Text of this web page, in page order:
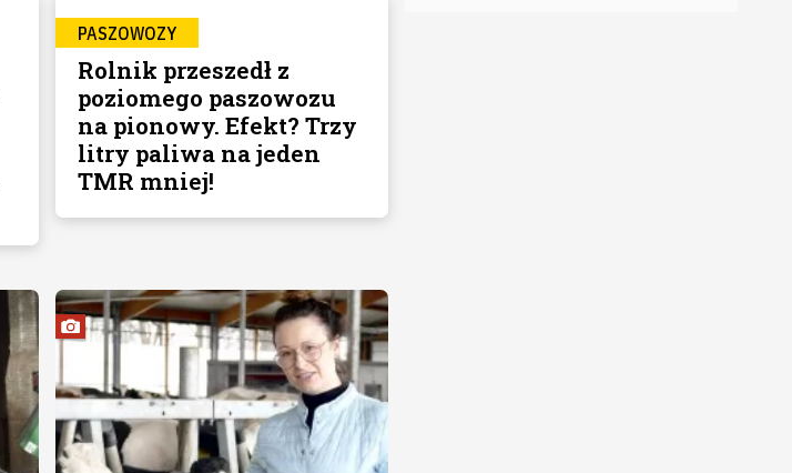
PASZOWOZY
Rolnik przeszedł z
poziomego paszowozu
na pionowy. Efekt? Trzy
litry paliwa na jeden
TMR mniej!